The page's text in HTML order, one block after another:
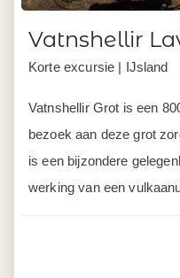
is een bijzondere
werking van een